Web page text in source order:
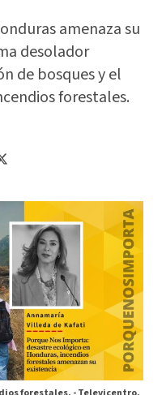
amenaza su
desolador
de bosques y el
forestales.